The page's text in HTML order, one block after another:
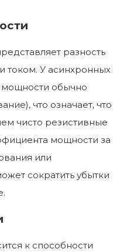
разность
У асинхронных
обычно
что означает, что
чисто резистивные
мощности за
или
сократить убытки
к способности